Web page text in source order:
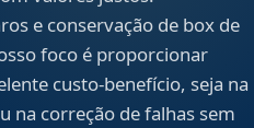
e conservação de box de
foco é proporcionar
custo-benefício, seja na
na correção de falhas sem